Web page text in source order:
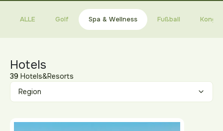
ALLE Golf Spa & Wellness Fußball
Hotels
39 Hotels&Resorts